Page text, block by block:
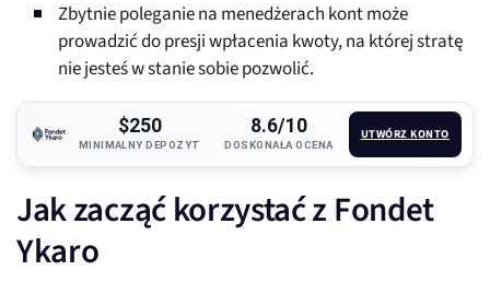
Zbytnie poleganie na menedżerach kont może
prowadzić do presji wpłacenia kwoty, na której stratę
nie jesteś w stanie sobie pozwolić.
$250
MINIMALNY DEPOZYT
8.6/10
DOSKONAŁA OCENA
UTWÓRZ KONTO
Jak zacząć korzystać z Fondet
Ykaro